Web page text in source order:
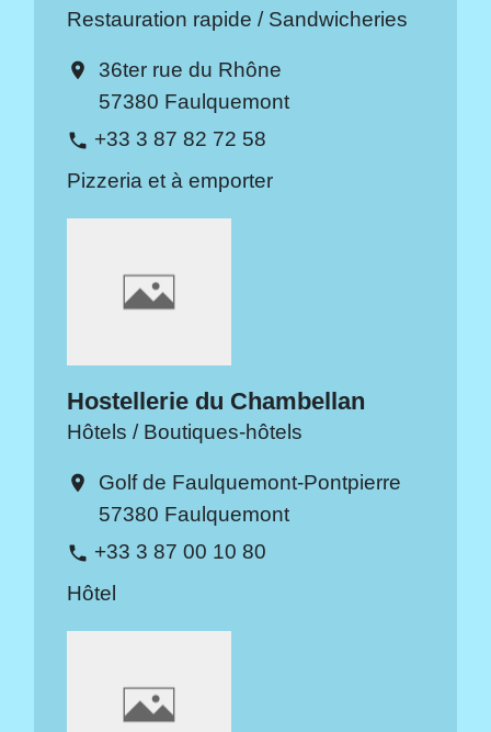
Restauration rapide / Sandwicheries
location_on
36ter rue du Rhône
57380 Faulquemont
phone +33 3 87 82 72 58
Pizzeria et à emporter
Hostellerie du Chambellan
Hôtels / Boutiques-hôtels
location_on
Golf de Faulquemont-Pontpierre
57380 Faulquemont
phone +33 3 87 00 10 80
Hôtel